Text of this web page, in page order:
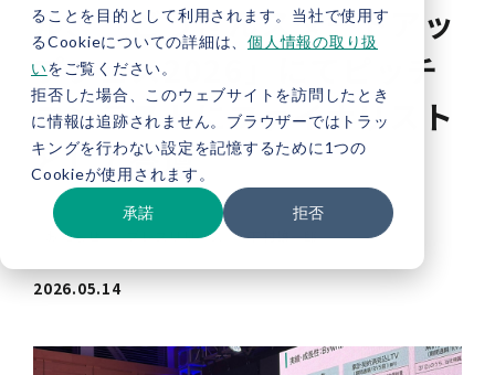
ることを目的として利用されます。当社で使用す
るCookieについての詳細は、 個人情報の取り扱
いをご覧ください。
拒否した場合、このウェブサイトを訪問したとき
に情報は追跡されません。ブラウザーではトラッ
キングを行わない設定を記憶するために1つの
Cookieが使用されます。
承諾 拒否
ル、「ごうぎんスタートアッ
プフェス2026」にてピッチ
コンテストにファイナリスト
として登壇
お知らせ プレスリリース 下村雄一郎
2026.05.14